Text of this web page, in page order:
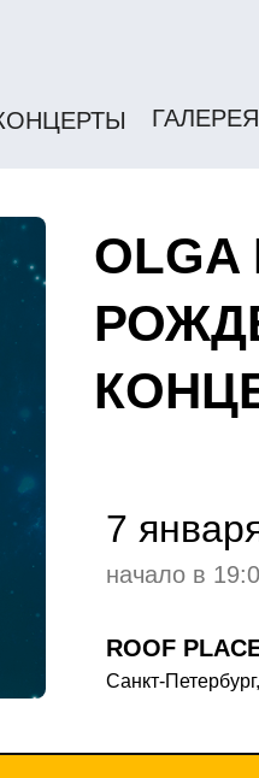
ГАЛЕРЕЯ
OLGA
7
начало в
ROOF
Санкт-